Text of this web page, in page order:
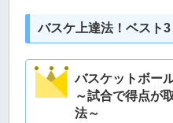
バスケ上達法！ベスト3
バスケットボー
～試合で得点が
法～